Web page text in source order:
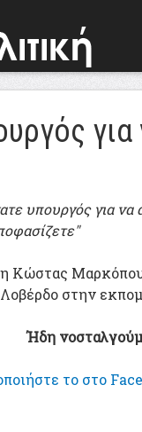
υπουργός για
Κώστας
στην
Ήδη
το στο